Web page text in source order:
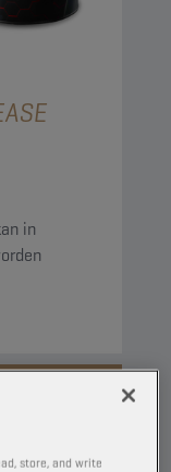
in
store, and write